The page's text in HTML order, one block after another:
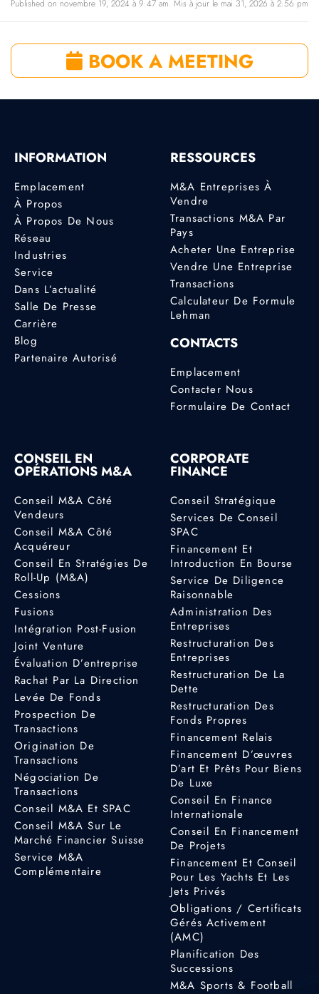
Published on novembre 19, 2024 à 9:47 am. Mis à jour le mai 31, 2026 à 2:56 pm
BOOK A MEETING
INFORMATION
Emplacement
À Propos
À Propos De Nous
Réseau
Industries
Service
Dans L’actualité
Salle De Presse
Carrière
Blog
Partenaire Autorisé
RESSOURCES
M&A Entreprises À
Vendre
Transactions M&A Par
Pays
Acheter Une Entreprise
Vendre Une Entreprise
Transactions
Calculateur De Formule
Lehman
CONTACTS
Emplacement
Contacter Nous
Formulaire De Contact
CONSEIL EN
OPÉRATIONS M&A
Conseil M&A Côté
Vendeurs
Conseil M&A Côté
Acquéreur
Conseil En Stratégies De
Roll-Up (M&A)
Cessions
Fusions
Intégration Post-Fusion
Joint Venture
Évaluation D’entreprise
Rachat Par La Direction
Levée De Fonds
Prospection De
Transactions
Origination De
Transactions
Négociation De
Transactions
Conseil M&A Et SPAC
Conseil M&A Sur Le
Marché Financier Suisse
Service M&A
Complémentaire
CORPORATE
FINANCE
Conseil Stratégique
Services De Conseil
SPAC
Financement Et
Introduction En Bourse
Service De Diligence
Raisonnable
Administration Des
Entreprises
Restructuration Des
Entreprises
Restructuration De La
Dette
Restructuration Des
Fonds Propres
Financement Relais
Financement D’œuvres
D’art Et Prêts Pour Biens
De Luxe
Conseil En Finance
Internationale
Conseil En Financement
De Projets
Financement Et Conseil
Pour Les Yachts Et Les
Jets Privés
Obligations / Certificats
Gérés Activement
(AMC)
Planification Des
Successions
M&A Sports & Football